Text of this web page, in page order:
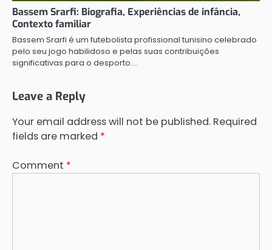
Bassem Srarfi: Biografia, Experiências de infância,
Contexto familiar
Bassem Srarfi é um futebolista profissional tunisino celebrado
pelo seu jogo habilidoso e pelas suas contribuições
significativas para o desporto.…
Leave a Reply
Your email address will not be published. Required
fields are marked *
Comment *